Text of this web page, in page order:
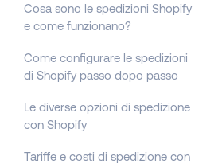
Cosa sono le spedizioni Shopify
e come funzionano?
Come configurare le spedizioni
di Shopify passo dopo passo
Le diverse opzioni di spedizione
con Shopify
Tariffe e costi di spedizione con